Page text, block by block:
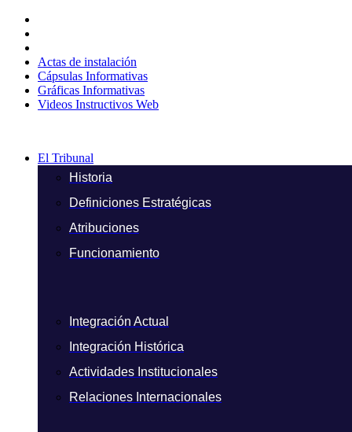
contenido
Actas de instalación
Cápsulas Informativas
Gráficas Informativas
Videos Instructivos Web
El Tribunal
Historia
Definiciones Estratégicas
Atribuciones
Funcionamiento
Integración Actual
Integración Histórica
Actividades Institucionales
Relaciones Internacionales